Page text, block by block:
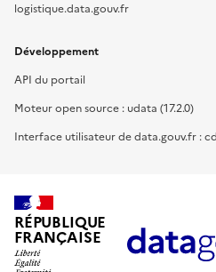
logistique.data.gouv.fr
Développement
API du portail
Moteur open source : udata (17.2.0)
Interface utilisateur de data.gouv.fr :
RÉPUBLIQUE
FRANÇAISE